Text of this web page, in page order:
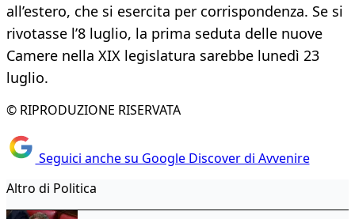
all’estero, che si esercita per corrispondenza. Se si
rivotasse l’8 luglio, la prima seduta delle nuove
Camere nella XIX legislatura sarebbe lunedì 23
luglio.
© RIPRODUZIONE RISERVATA
Seguici anche su Google Discover di Avvenire
Altro di Politica